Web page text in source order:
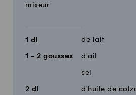
Quantité
mixeur
1 dl de lait
1 - 2 gousses d'ail
sel
2 dl d'huile de